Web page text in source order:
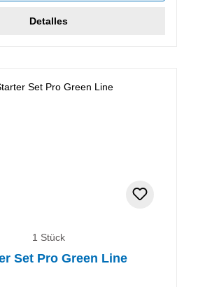
Detalles
1 Stück
Set Pro Green Line